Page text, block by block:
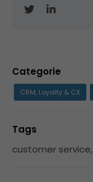
Categorie
CRM, Loyalty & CX
Tags
customer service,